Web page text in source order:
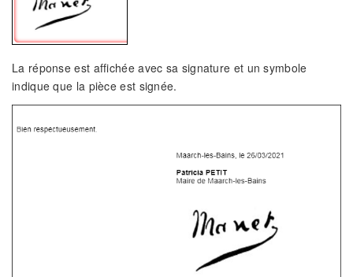
La réponse est affichée avec sa signature et un symbole
indique que la pièce est signée.